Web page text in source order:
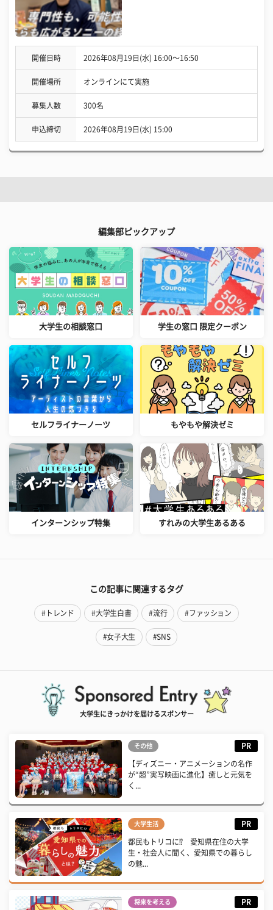
開催日時 2026年08月19日(水) 16:00〜16:50
開催場所 オンラインにて実施
募集人数 300名
申込締切 2026年08月19日(水) 15:00
編集部ピックアップ
大学生の相談窓口 学生の窓口 限定クーポン
セルフライナーノーツ もやもや解決ゼミ
インターンシップ特集 すれみの大学生あるある
この記事に関連するタグ
#トレンド #大学生白書 #流行 #ファッション
#女子大生 #SNS
大学生にきっかけを届けるスポンサー
その他 PR
【ディズニー・アニメーションの名作
が“超”実写映画に進化】癒しと元気を
く...
大学生活 PR
都民もトリコに⁉ 愛知県在住の大学
生・社会人に聞く、愛知県での暮らし
の魅...
将来を考える PR